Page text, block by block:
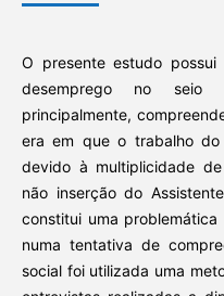
O presente estudo
desemprego no seio
principalmente,
era em que o trabalho do
devido à multiplicidade
não inserção do
constitui uma
numa tentativa de
social foi utilizada uma